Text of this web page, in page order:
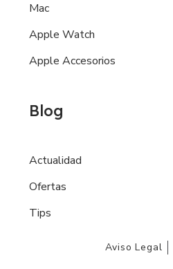
Mac
Apple Watch
Apple Accesorios
Blog
Actualidad
Ofertas
Tips
Aviso Legal